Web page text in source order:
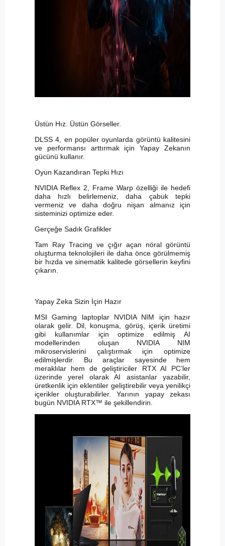
Üstün Hız. Üstün Görseller.
DLSS 4, en popüler oyunlarda görüntü kalitesini
ve performansı arttırmak için Yapay Zekanın
gücünü kullanır.
Oyun Kazandıran Tepki Hızı
NVIDIA Reflex 2, Frame Warp özelliği ile hedefi
daha hızlı belirlemeniz, daha çabuk tepki
vermeniz ve daha doğru nişan almanız için
sisteminizi optimize eder.
Gerçeğe Sadık Grafikler
Tam Ray Tracing ve çığır açan nöral görüntü
oluşturma teknolojileri ile daha önce görülmemiş
bir hızda ve sinematik kalitede görsellerin keyfini
çıkarın.
Yapay Zeka Sizin İçin Hazır
MSI Gaming laptoplar NVIDIA NIM için hazır
olarak gelir. Dil, konuşma, görüş, içerik üretimi
gibi kullanımlar için optimize edilmiş AI
modellerinden oluşan NVIDIA NIM
mikroservislerini çalıştırmak için optimize
edilmişlerdir. Bu araçlar sayesinde hem
meraklılar hem de geliştiriciler RTX AI PC’ler
üzerinde yerel olarak AI asistanlar yazabilir,
üretkenlik için eklentiler geliştirebilir veya yenilikçi
içerikler oluşturabilirler. Yarının yapay zekası
bugün NVIDIA RTX™ ile şekillendirin.